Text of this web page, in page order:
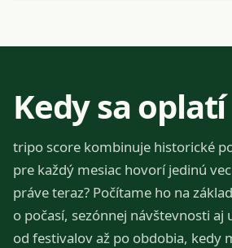
Kedy sa
tripo score kombinuje historické
pre každý mesiac hovorí jedinú
práve teraz? Počítame ho na
o počasí, sezónnej návštevnosti aj
od festivalov až po obdobia, kedy